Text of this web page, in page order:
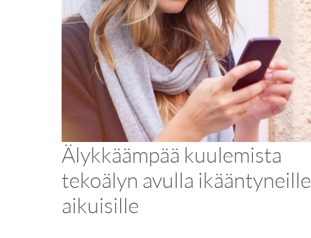
Älykkäämpää kuulemista
tekoälyn avulla ikääntyneille
aikuisille